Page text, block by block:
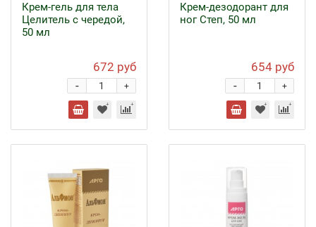
Крем-гель для тела
Целитель с чередой,
50 мл
672 руб
+
-
Крем-дезодорант для
ног Степ, 50 мл
654 руб
+
-